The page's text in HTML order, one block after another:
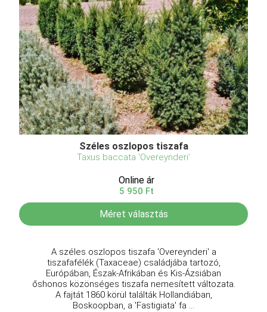
Széles oszlopos tiszafa
Taxus baccata 'Overeynderi'
Online ár
5 950 Ft
Méret választás
A széles oszlopos tiszafa 'Overeynderi' a
tiszafafélék (Taxaceae) családjába tartozó,
Európában, Észak-Afrikában és Kis-Ázsiában
őshonos közönséges tiszafa nemesített változata.
A fajtát 1860 körül találták Hollandiában,
Boskoopban, a 'Fastigiata' fa ...